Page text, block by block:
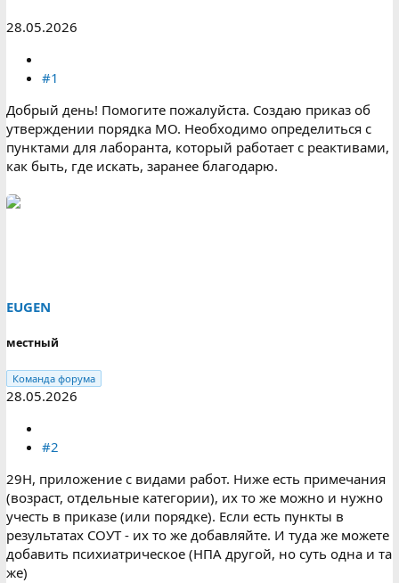
28.05.2026
#1
Добрый день! Помогите пожалуйста. Создаю приказ об
утверждении порядка МО. Необходимо определиться с
пунктами для лаборанта, который работает с реактивами,
как быть, где искать, заранее благодарю.
EUGEN
местный
Команда форума
28.05.2026
#2
29Н, приложение с видами работ. Ниже есть примечания
(возраст, отдельные категории), их то же можно и нужно
учесть в приказе (или порядке). Если есть пункты в
результатах СОУТ - их то же добавляйте. И туда же можете
добавить психиатрическое (НПА другой, но суть одна и та
же)